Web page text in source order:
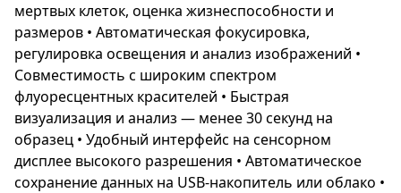
мертвых клеток, оценка жизнеспособности и
размеров • Автоматическая фокусировка,
регулировка освещения и анализ изображений •
Совместимость с широким спектром
флуоресцентных красителей • Быстрая
визуализация и анализ — менее 30 секунд на
образец • Удобный интерфейс на сенсорном
дисплее высокого разрешения • Автоматическое
сохранение данных на USB-накопитель или облако •